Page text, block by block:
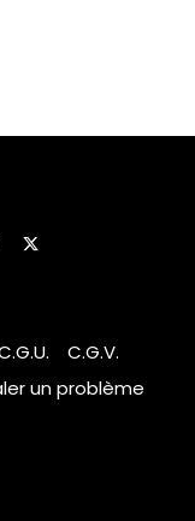
C.G.V.
un problème